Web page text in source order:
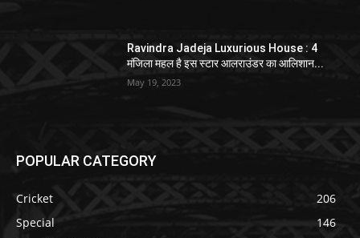
Ravindra Jadeja Luxurious House : 4
मंजिला महल है इस स्टार आलराउंडर का आलिशान...
May 19, 2023
POPULAR CATEGORY
Cricket
206
Special
146